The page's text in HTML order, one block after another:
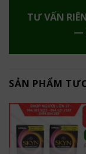
TƯ VẤN
—
SẢN PHẨM